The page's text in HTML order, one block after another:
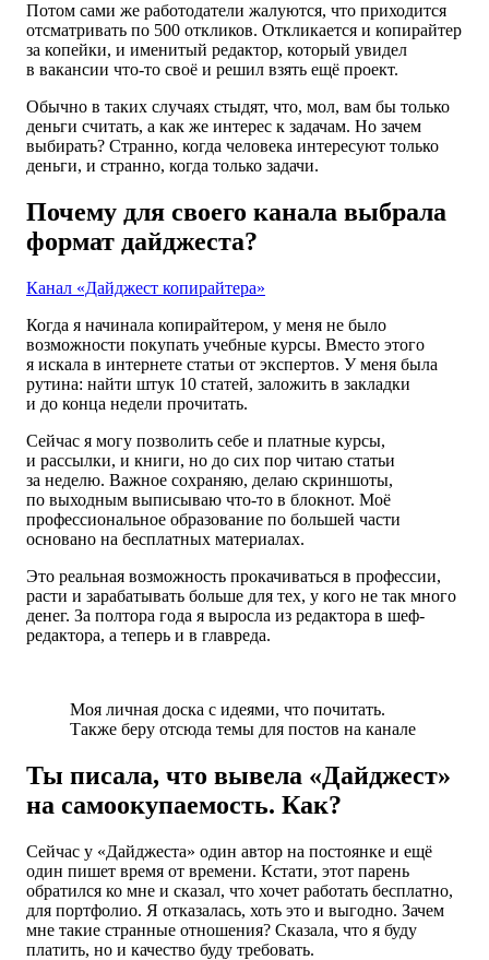
Потом сами же работодатели жалуются, что приходится
отсматривать по 500 откликов. Откликается и копирайтер
за копейки, и именитый редактор, который увидел
в вакансии что-то своё и решил взять ещё проект.
Обычно в таких случаях стыдят, что, мол, вам бы только
деньги считать, а как же интерес к задачам. Но зачем
выбирать? Странно, когда человека интересуют только
деньги, и странно, когда только задачи.
Почему для своего канала выбрала
формат дайджеста?
Канал «Дайджест копирайтера»
Когда я начинала копирайтером, у меня не было
возможности покупать учебные курсы. Вместо этого
я искала в интернете статьи от экспертов. У меня была
рутина: найти штук 10 статей, заложить в закладки
и до конца недели прочитать.
Сейчас я могу позволить себе и платные курсы,
и рассылки, и книги, но до сих пор читаю статьи
за неделю. Важное сохраняю, делаю скриншоты,
по выходным выписываю что-то в блокнот. Моё
профессиональное образование по большей части
основано на бесплатных материалах.
Это реальная возможность прокачиваться в профессии,
расти и зарабатывать больше для тех, у кого не так много
денег. За полтора года я выросла из редактора в шеф-
редактора, а теперь и в главреда.
Моя личная доска с идеями, что почитать.
Также беру отсюда темы для постов на канале
Ты писала, что вывела «Дайджест»
на самоокупаемость. Как?
Сейчас у «Дайджеста» один автор на постоянке и ещё
один пишет время от времени. Кстати, этот парень
обратился ко мне и сказал, что хочет работать бесплатно,
для портфолио. Я отказалась, хоть это и выгодно. Зачем
мне такие странные отношения? Сказала, что я буду
платить, но и качество буду требовать.